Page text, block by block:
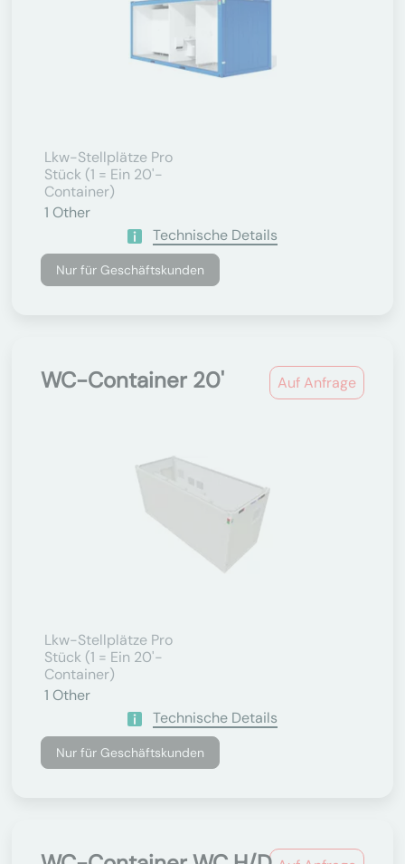
Lkw-Stellplätze Pro
Stück (1 = Ein 20'-
Container)
1 Other
Technische Details
Nur für Geschäftskunden
Auf Anfrage
WC-Container 20'
Lkw-Stellplätze Pro
Stück (1 = Ein 20'-
Container)
1 Other
Technische Details
Nur für Geschäftskunden